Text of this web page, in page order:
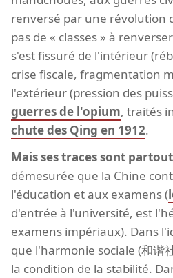
renversé par une révolution
pas de « classes » à
s'est fissuré de l'intérieur
crise fiscale, fragmentation
l'extérieur (pression des
guerres de l'opium, traités
chute des Qing en 1912.
Mais ses traces sont
démesurée que la Chine
l'éducation et aux examens (
d'entrée à l'université, est
examens impériaux). Dans
que l'harmonie sociale (和谐
la condition de la stabilité.